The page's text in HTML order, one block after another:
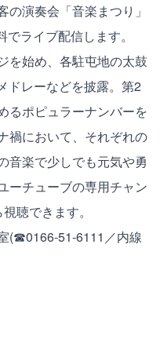
演奏会「音楽まつり」
ライブ配信します。
を始め、各駐屯地の太鼓
ドレーなどを披露。第2
るポピュラーナンバーを
禍において、それぞれの
音楽で少しでも元気や勇
ーチューブの専用チャン
聴できます。
(☎0166-51-6111／内線